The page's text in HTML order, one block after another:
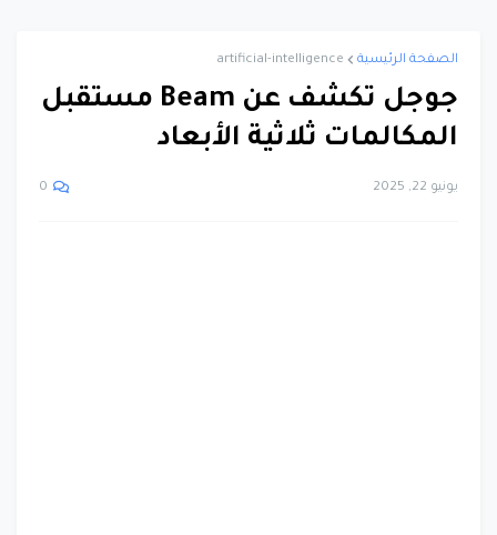
الصفحة الرئيسية artificial-intelligence
جوجل تكشف عن Beam مستقبل
المكالمات ثلاثية الأبعاد
يونيو 22, 2025 0